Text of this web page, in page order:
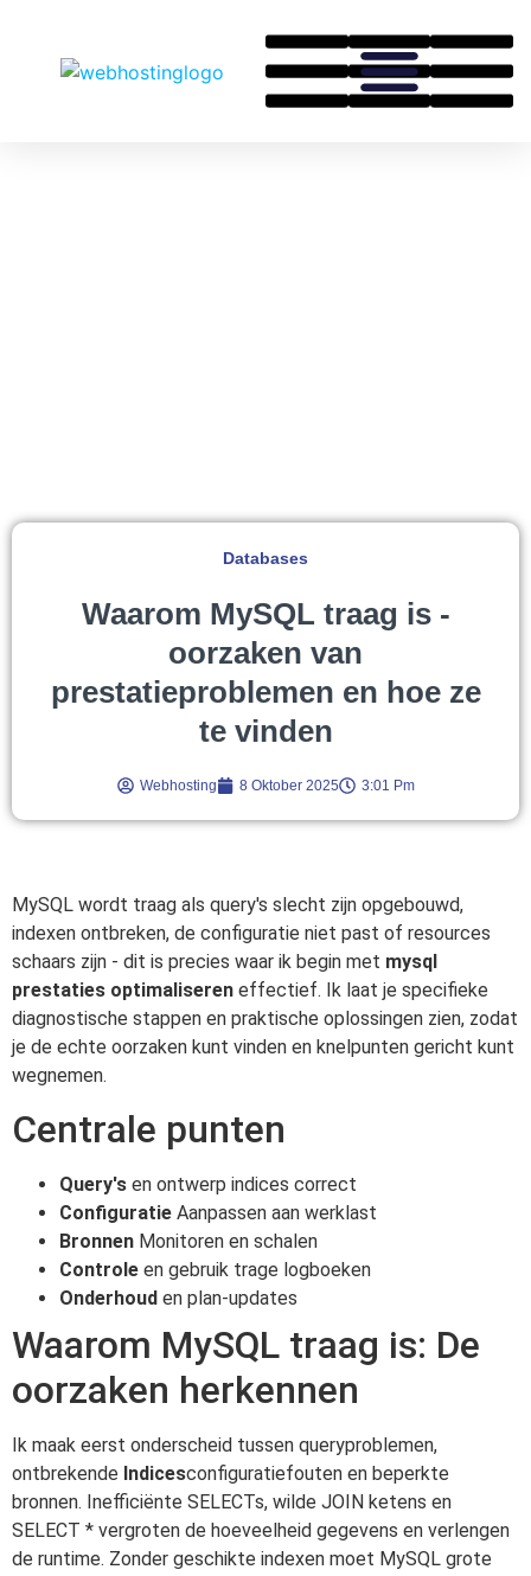
Databases
Waarom MySQL traag is -
oorzaken van
prestatieproblemen en hoe ze
te vinden
Webhosting 8 Oktober 2025 3:01 Pm
MySQL wordt traag als query's slecht zijn opgebouwd,
indexen ontbreken, de configuratie niet past of resources
schaars zijn - dit is precies waar ik begin met mysql
prestaties optimaliseren effectief. Ik laat je specifieke
diagnostische stappen en praktische oplossingen zien, zodat
je de echte oorzaken kunt vinden en knelpunten gericht kunt
wegnemen.
Centrale punten
Query's en ontwerp indices correct
Configuratie Aanpassen aan werklast
Bronnen Monitoren en schalen
Controle en gebruik trage logboeken
Onderhoud en plan-updates
Waarom MySQL traag is: De
oorzaken herkennen
Ik maak eerst onderscheid tussen queryproblemen,
ontbrekende Indicesconfiguratiefouten en beperkte
bronnen. Inefficiënte SELECTs, wilde JOIN ketens en
SELECT * vergroten de hoeveelheid gegevens en verlengen
de runtime. Zonder geschikte indexen moet MySQL grote